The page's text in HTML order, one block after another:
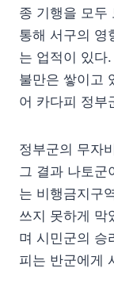
종 기행을 모두
통해 서구의 영
는 업적이 있다
불만은 쌓이고
어 카다피 정부
정부군의 무자
그 결과 나토군
는 비행금지구
쓰지 못하게 막
며 시민군의 승
피는 반군에게